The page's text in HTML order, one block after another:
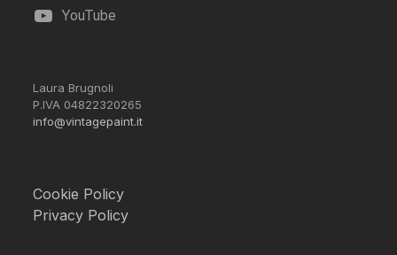
YouTube
Laura Brugnoli
P.IVA 04822320265
info@vintagepaint.it
Cookie Policy
Privacy Policy